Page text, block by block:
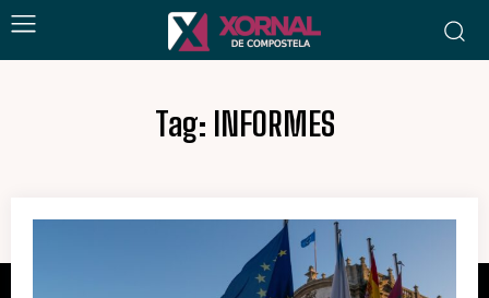
Tag: INFORMES